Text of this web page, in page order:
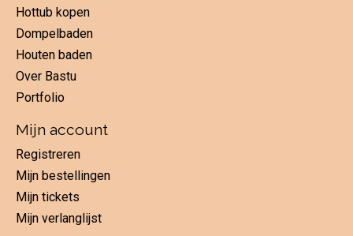
Hottub kopen
Dompelbaden
Houten baden
Over Bastu
Portfolio
Mijn account
Registreren
Mijn bestellingen
Mijn tickets
Mijn verlanglijst